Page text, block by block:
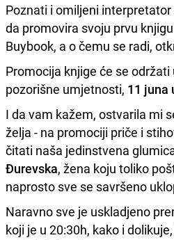
Poznati i omiljeni
da promovira svoju prvu
Buybook, a o čemu se radi,
Promocija knjige će se
pozorišne umjetnosti, 11 juna
I da vam kažem, ostvarila mi
želja - na promociji priče i
čitati naša jedinstvena
Đurevska, žena koju toliko
naprosto sve se savršeno
Naravno sve je uskladjeno
koji je u 20:30h, kako i